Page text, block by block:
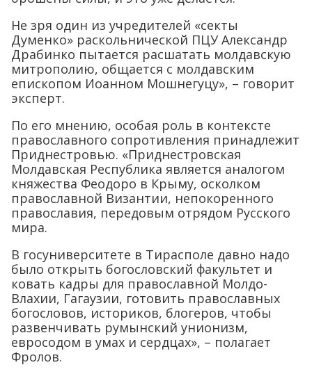
Не зря один из учредителей «секты
Думенко» раскольнической ПЦУ Александр
Драбинко пытается расшатать молдавскую
митрополию, общается с молдавским
епископом Иоанном Мошнегуцу», – говорит
эксперт.
По его мнению, особая роль в контексте
православного сопротивления принадлежит
Приднестровью. «Приднестровская
Молдавская Республика является аналогом
княжества Феодоро в Крыму, осколком
православной Византии, непокоренного
православия, передовым отрядом Русского
мира.
В госуниверситете в Тирасполе давно надо
было открыть богословский факультет и
ковать кадры для православной Молдо-
Влахии, Гагаузии, готовить православных
богословов, историков, блогеров, чтобы
развенчивать румынский унионизм,
евросодом в умах и сердцах», – полагает
Фролов.